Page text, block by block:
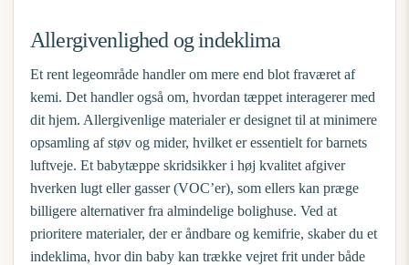
Allergivenlighed og indeklima
Et rent legeområde handler om mere end blot fraværet af
kemi. Det handler også om, hvordan tæppet interagerer med
dit hjem. Allergivenlige materialer er designet til at minimere
opsamling af støv og mider, hvilket er essentielt for barnets
luftveje. Et babytæppe skridsikkeri høj kvalitet afgiver
hverken lugt eller gasser (VOC’er), som ellers kan præge
billigere alternativer fra almindelige bolighuse. Ved at
prioritere materialer, der er åndbare og kemifrie, skaber du et
indeklima, hvor din baby kan trække vejret frit under både